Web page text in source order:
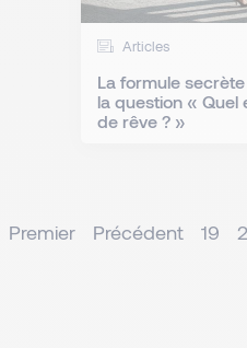
Articles
La formule
la question « Quel
de rêve ? »
Premier Précédent 19